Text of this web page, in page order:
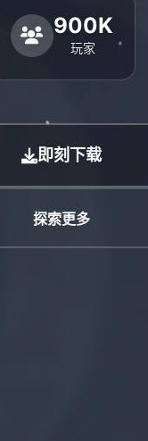
900K
玩家
即刻下载
探索更多